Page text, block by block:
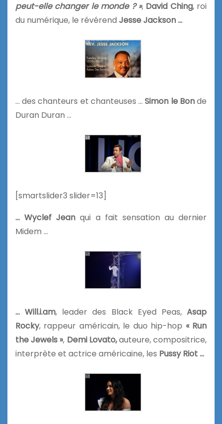
peut-elle changer le monde ? », David Ching, roi
du numérique, le révérend Jesse Jackson …
… des chanteurs et chanteuses …Simon le Bonde
Duran Duran …
[smartslider3 slider=13]
… Wyclef Jean qui a fait sensation au dernier
Midem …
… Will.i.am, leader des Black Eyed Peas,Asap
Rocky, rappeur américain, le duo hip-hop « Run
the Jewels », Demi Lovato,auteure, compositrice,
interprète et actrice américaine, les Pussy Riot …